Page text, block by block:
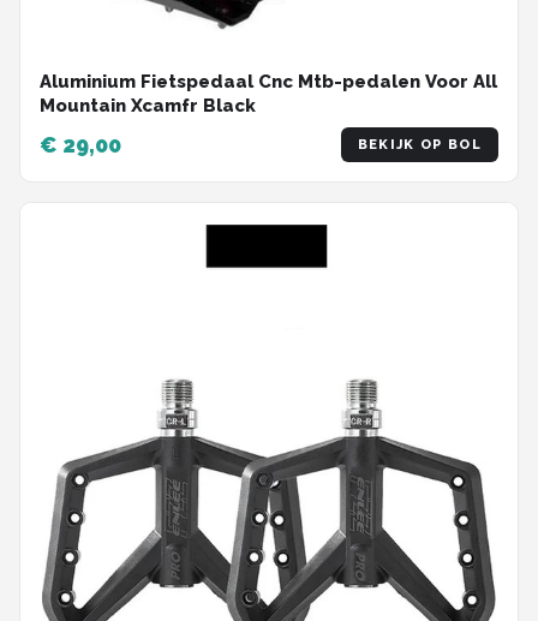
Aluminium Fietspedaal Cnc Mtb-pedalen Voor All
Mountain Xcamfr Black
€ 29,00 BEKIJK OP BOL